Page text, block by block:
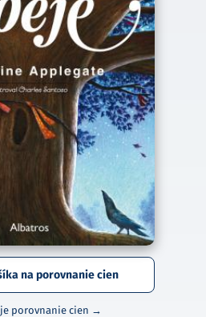
na porovnanie cien
porovnanie cien →